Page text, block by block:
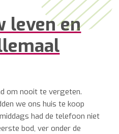
leven en
om nooit te vergeten.
we ons huis te koop
had de telefoon niet
bod, ver onder de